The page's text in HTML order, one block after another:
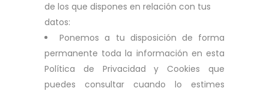
de los que dispones en relación con tus
datos:
Ponemos a tu disposición de forma
permanente toda la información en esta
Política de Privacidad y Cookies que
puedes consultar cuando lo estimes